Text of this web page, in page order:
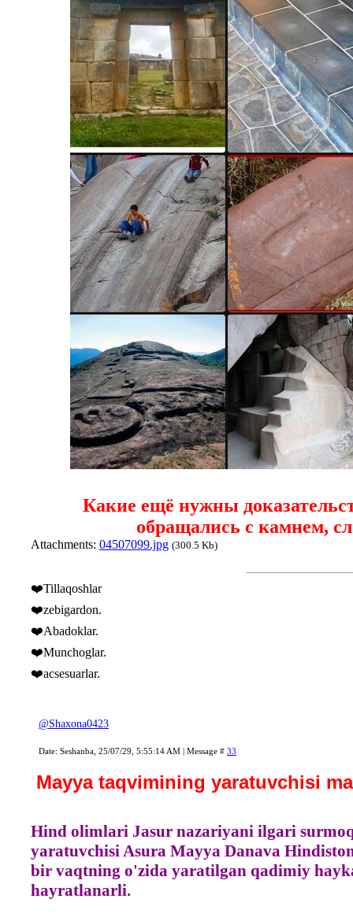
Какие ещё нужны
обращались с камнем,
Attachments: 04507099.jpg (300.5 Kb)
❤️Tillaqoshlar
❤️zebigardon.
❤️Abadoklar.
❤️Munchoglar.
❤️acsesuarlar.
@Shaxona0423
Date: Seshanba, 25/07/29, 5:55:14 AM | Message # 33
Mayya taqvimining yaratuvchisi
Hind olimlari Jasur nazariyani ilgari
yaratuvchisi Asura Mayya Danava
bir vaqtning o'zida yaratilgan qadimiy
hayratlanarli.